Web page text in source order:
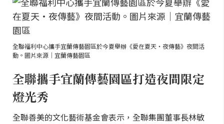
全聯福利中心攜手宜蘭傳藝園區於今夏舉辦《愛在夏天・夜傳藝》夜間活
動。圖片來源｜宜蘭傳藝園區
全聯攜手宜蘭傳藝園區打造夜間限定
燈光秀
全聯善美的文化藝術基金會表示，全聯集團董事長林敏